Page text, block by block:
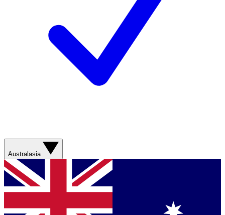
Australasia